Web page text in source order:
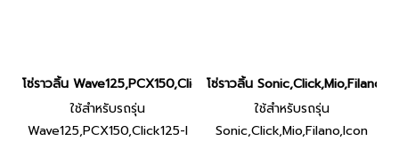
โซ่ราวลิ้น Wave125,PCX150,Click125-I (92L) ยี่ห้อ Honda
ใช้สำหรับรถรุ่น
Wave125,PCX150,Click125-I
โซ่ราวลิ้น
ใช้สำหรับรถรุ่น
Sonic,Click,Mio,Filano,Icon